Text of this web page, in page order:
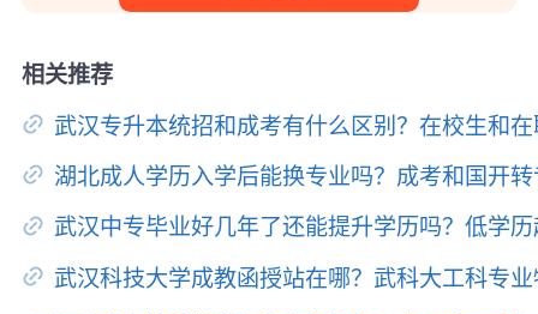
相关推荐
武汉专升本统招和成考有什么区别？在校生和
湖北成人学历入学后能换专业吗？成考和国开
武汉中专毕业好几年了还能提升学历吗？低学
武汉科技大学成教函授站在哪？武科大工科专